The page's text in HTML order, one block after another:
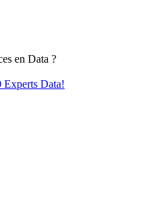
en Data ?
Data!